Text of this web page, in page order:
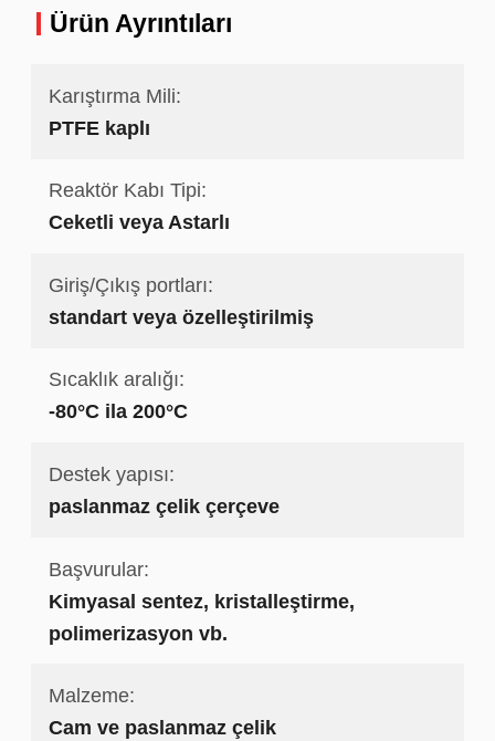
Ürün Ayrıntıları
Karıştırma Mili:
PTFE kaplı
Reaktör Kabı Tipi:
Ceketli veya Astarlı
Giriş/Çıkış portları:
standart veya özelleştirilmiş
Sıcaklık aralığı:
-80°C ila 200°C
Destek yapısı:
paslanmaz çelik çerçeve
Başvurular:
Kimyasal sentez, kristalleştirme,
polimerizasyon vb.
Malzeme:
Cam ve paslanmaz çelik